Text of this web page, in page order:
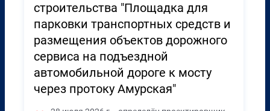
строительства "Площадка для
парковки транспортных средств и
размещения объектов дорожного
сервиса на подъездной
автомобильной дороге к мосту
через протоку Амурская"